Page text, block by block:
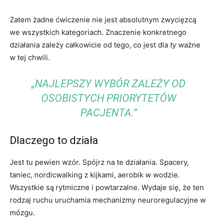
Zatem żadne ćwiczenie nie jest absolutnym zwycięzcą
we wszystkich kategoriach. Znaczenie konkretnego
działania zależy całkowicie od tego, co jest dla tyważne
w tej chwili.
„NAJLEPSZY WYBÓR ZALEŻY OD
OSOBISTYCH PRIORYTETÓW
PACJENTA.”
Dlaczego to działa
Jest tu pewien wzór. Spójrz na te działania. Spacery,
taniec, nordicwalking z kijkami, aerobik w wodzie.
Wszystkie są rytmiczne i powtarzalne. Wydaje się, że ten
rodzaj ruchu uruchamia mechanizmy neuroregulacyjne w
mózgu.